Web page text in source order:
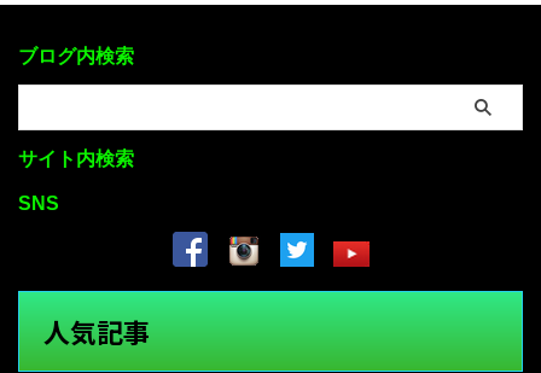
ブログ内検索
サイト内検索
SNS
人気記事